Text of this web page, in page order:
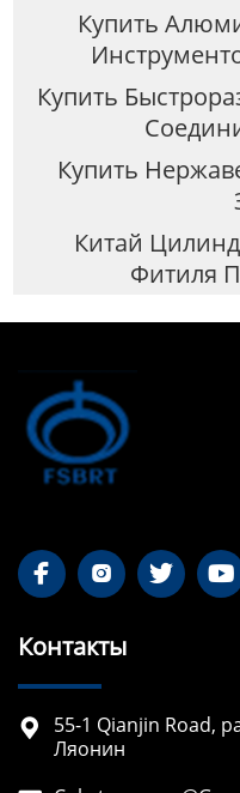
Купить
Купить
Купить
Китай
Фитиля
   
Контакты

55-1 Qianjin Road,
Ляонин